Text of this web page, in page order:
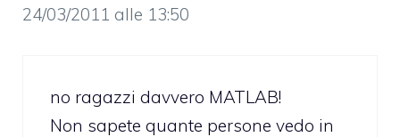
24/03/2011 alle 13:50
no ragazzi davvero MATLAB!
Non sapete quante persone vedo in